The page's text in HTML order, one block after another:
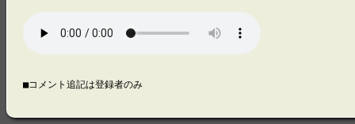
■コメント追記は登録者のみ